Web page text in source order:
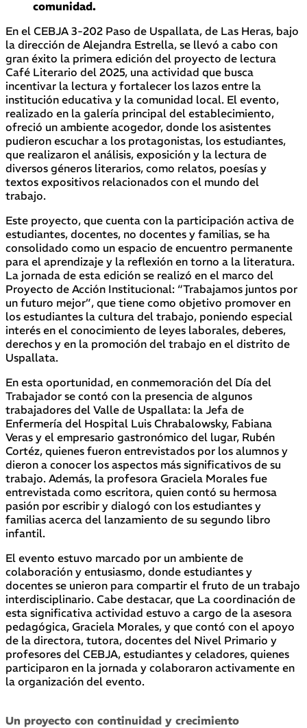
comunidad.
En el CEBJA 3-202 Paso de Uspallata, de Las Heras, bajo
la dirección de Alejandra Estrella, se llevó a cabo con
gran éxito la primera edición del proyecto de lectura
Café Literario del 2025, una actividad que busca
incentivar la lectura y fortalecer los lazos entre la
institución educativa y la comunidad local. El evento,
realizado en la galería principal del establecimiento,
ofreció un ambiente acogedor, donde los asistentes
pudieron escuchar a los protagonistas, los estudiantes,
que realizaron el análisis, exposición y la lectura de
diversos géneros literarios, como relatos, poesías y
textos expositivos relacionados con el mundo del
trabajo.
Este proyecto, que cuenta con la participación activa de
estudiantes, docentes, no docentes y familias, se ha
consolidado como un espacio de encuentro permanente
para el aprendizaje y la reflexión en torno a la literatura.
La jornada de esta edición se realizó en el marco del
Proyecto de Acción Institucional: “Trabajamos juntos por
un futuro mejor”, que tiene como objetivo promover en
los estudiantes la cultura del trabajo, poniendo especial
interés en el conocimiento de leyes laborales, deberes,
derechos y en la promoción del trabajo en el distrito de
Uspallata.
En esta oportunidad, en conmemoración del Día del
Trabajador se contó con la presencia de algunos
trabajadores del Valle de Uspallata: la Jefa de
Enfermería del Hospital Luis Chrabalowsky, Fabiana
Veras y el empresario gastronómico del lugar, Rubén
Cortéz, quienes fueron entrevistados por los alumnos y
dieron a conocer los aspectos más significativos de su
trabajo. Además, la profesora Graciela Morales fue
entrevistada como escritora, quien contó su hermosa
pasión por escribir y dialogó con los estudiantes y
familias acerca del lanzamiento de su segundo libro
infantil.
El evento estuvo marcado por un ambiente de
colaboración y entusiasmo, donde estudiantes y
docentes se unieron para compartir el fruto de un trabajo
interdisciplinario. Cabe destacar, que La coordinación de
esta significativa actividad estuvo a cargo de la asesora
pedagógica, Graciela Morales, y que contó con el apoyo
de la directora, tutora, docentes del Nivel Primario y
profesores del CEBJA, estudiantes y celadores, quienes
participaron en la jornada y colaboraron activamente en
la organización del evento.
Un proyecto con continuidad y crecimiento